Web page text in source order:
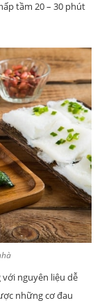
tầm 20 – 30 phút
nguyên liệu dễ
những cơ đau